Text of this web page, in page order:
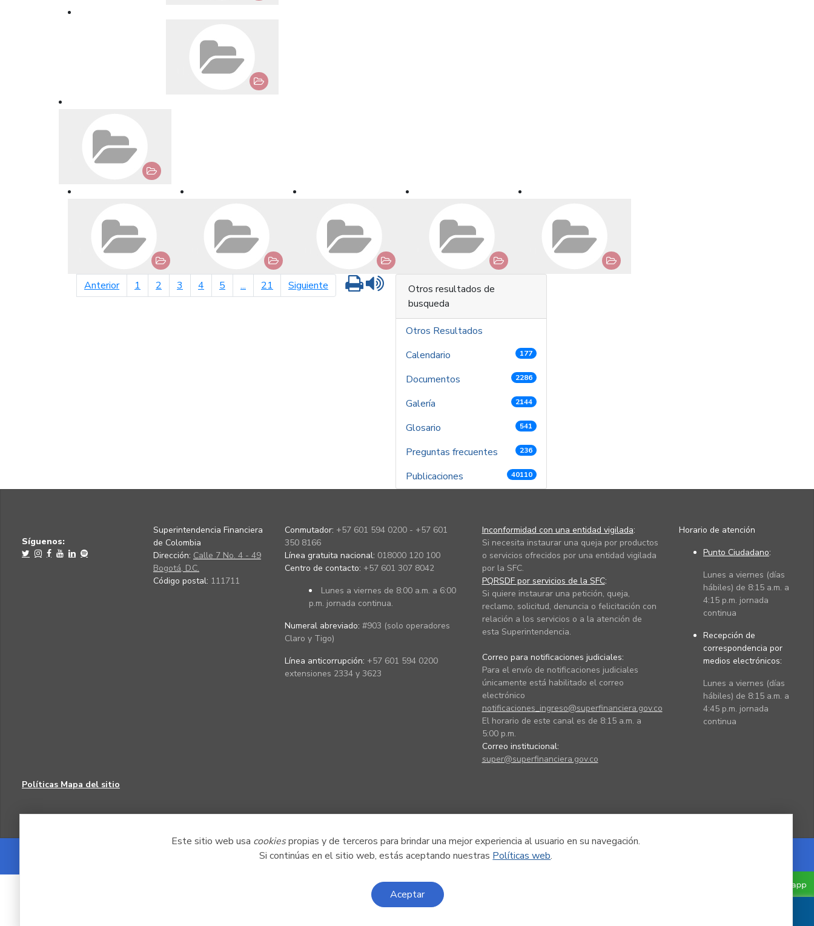
Este sitio web usa cookiespropias y de terceros para brindar una mejor experiencia al usuario en su navegación.
Si continúas en el sitio web, estás aceptando nuestras Políticas web.
Aceptar
Anteriorpágina anterior
1 2 3 4 5 ... 21 Siguiente página siguiente
Imprimir
Otros resultados de
busqueda
Otros Resultados
Calendario
177
Documentos 2286
Galería 2144
Glosario 541
Preguntas frecuentes 236
Publicaciones 40110
Síguenos:
Superintendencia Financiera
de Colombia
Dirección: Calle 7 No. 4 - 49
Bogotá, D.C.
Código postal: 111711
Conmutador: +57 601 594 0200 - +57 601
350 8166
Línea gratuita nacional: 018000 120 100
Centro de contacto: +57 601 307 8042
Lunes a viernes de 8:00 a.m. a 6:00
p.m. jornada continua.
Numeral abreviado: #903 (solo operadores
Claro y Tigo)
Línea anticorrupción: +57 601 594 0200
extensiones 2334 y 3623
Inconformidad con una entidad vigilada:
Si necesita instaurar una queja por productos
o servicios ofrecidos por una entidad vigilada
por la SFC.
PQRSDF por servicios de la SFC:
Si quiere instaurar una petición, queja,
reclamo, solicitud, denuncia o felicitación con
relación a los servicios o a la atención de
esta Superintendencia.
Correo para notificaciones judiciales:
Para el envío de notificaciones judiciales
únicamente está habilitado el correo
electrónico
notificaciones_ingreso@superfinanciera.gov.co
El horario de este canal es de 8:15 a.m. a
5:00 p.m.
Correo institucional:
super@superfinanciera.gov.co
Horario de atención
Punto Ciudadano:
Lunes a viernes (días
hábiles) de 8:15 a.m. a
4:15 p.m. jornada
continua
Recepción de
correspondencia por
medios electrónicos:
Lunes a viernes (días
hábiles) de 8:15 a.m. a
4:45 p.m. jornada
continua
Políticas Mapa del sitio
Powered by Nexura